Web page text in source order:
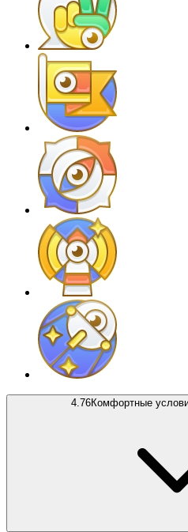
4.76Комфортные